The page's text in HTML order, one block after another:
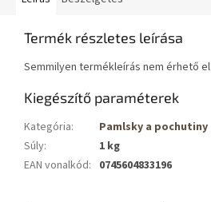
Termék részletes leírása
Semmilyen termékleírás nem érhető el
Kiegészítő paraméterek
Kategória:
Pamlsky a pochutiny
Súly:
1 kg
EAN vonalkód: 0745604833196